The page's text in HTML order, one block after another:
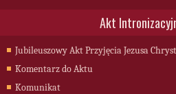
Akt
Jubileuszowy Akt Przyjęcia Jezusa
Komentarz do Aktu
Komunikat